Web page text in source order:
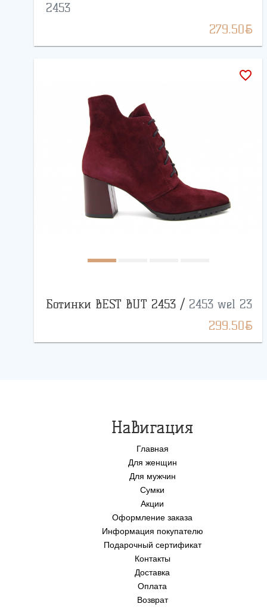
2453
279.50BYN
favorite_border
Ботинки BEST BUT 2453 / 2453 wel 23
299.50BYN
Навигация
Главная
Для женщин
Для мужчин
Сумки
Акции
Оформление заказа
Информация покупателю
Подарочный сертификат
Контакты
Доставка
Оплата
Возврат